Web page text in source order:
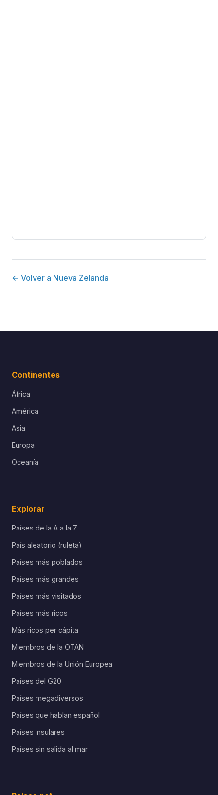
← Volver a Nueva Zelanda
Continentes
África
América
Asia
Europa
Oceanía
Explorar
Países de la A a la Z
País aleatorio (ruleta)
Países más poblados
Países más grandes
Países más visitados
Países más ricos
Más ricos per cápita
Miembros de la OTAN
Miembros de la Unión Europea
Países del G20
Países megadiversos
Países que hablan español
Países insulares
Países sin salida al mar